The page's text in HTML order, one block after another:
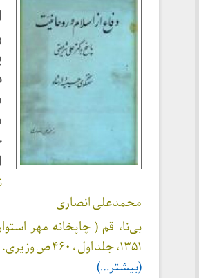
محمدعلی انصاری
بی‌نا، قم ( چاپخانه مهر
۱۳۵۱، جلد اول ، ۴۶۰ ص وزیری.
(بیشتر…)